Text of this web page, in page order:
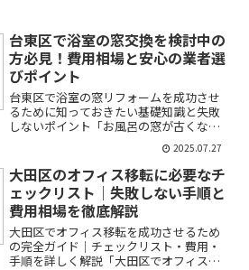
台東区で浴室の窓交換を検討中の
方必見！費用相場と安心の業者選
びポイント
台東区で浴室の窓リフォームを成功させ
るために知っておきたい基礎知識と失敗
しないポイント「お風呂の窓が古くなっ
てきて開け閉めがしづらい」「冬場は窓
から冷気が入って寒い…」「カビや結露
が増えてきて不安」——そんなお悩みを
抱えて、浴室窓交換や窓リ...
2025.07.27
大田区のオフィス移転に必要なチ
ェックリスト｜失敗しない手順と
費用相場を徹底解説
大田区でオフィス移転を成功させるため
の完全ガイド｜チェックリスト・費用・
手順を詳しく解説「大田区でオフィス移